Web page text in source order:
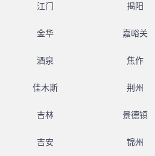
江门 揭阳
金华 嘉峪关
酒泉 焦作
佳木斯 荆州
吉林 景德镇
吉安 锦州